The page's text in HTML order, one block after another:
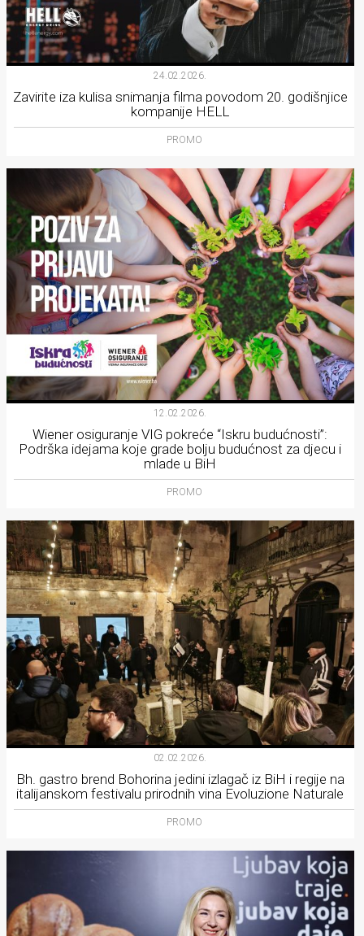
24.02.2026.
Zavirite iza kulisa snimanja filma povodom 20. godišnjice
kompanije HELL
PROMO
12.02.2026.
Wiener osiguranje VIG pokreće “Iskru budućnosti”:
Podrška idejama koje grade bolju budućnost za djecu i
mlade u BiH
PROMO
02.02.2026.
Bh. gastro brend Bohorina jedini izlagač iz BiH i regije na
italijanskom festivalu prirodnih vina Evoluzione Naturale
PROMO